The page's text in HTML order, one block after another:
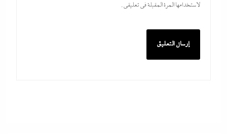
لاستخدامها المرة المقبلة في تعليقي.